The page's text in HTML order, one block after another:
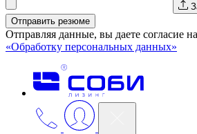
Отправить резюме
Отправляя данные, вы даете согласие на
«Обработку персональных данных»